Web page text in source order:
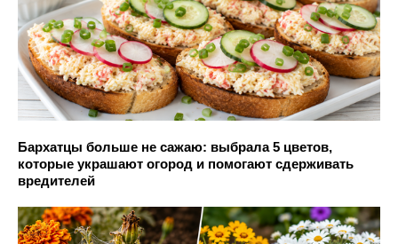
Бархатцы больше не сажаю: выбрала 5 цветов,
которые украшают огород и помогают сдерживать
вредителей